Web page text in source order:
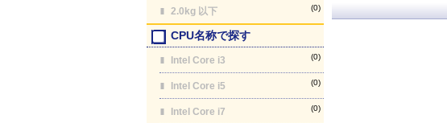
2.0kg 以下 (0)
CPU名称で探す
Intel Core i3 (0)
Intel Core i5 (0)
Intel Core i7 (0)